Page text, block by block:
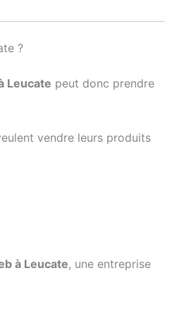
?
Leucate peut donc prendre
vendre leurs produits
à Leucate, une entreprise